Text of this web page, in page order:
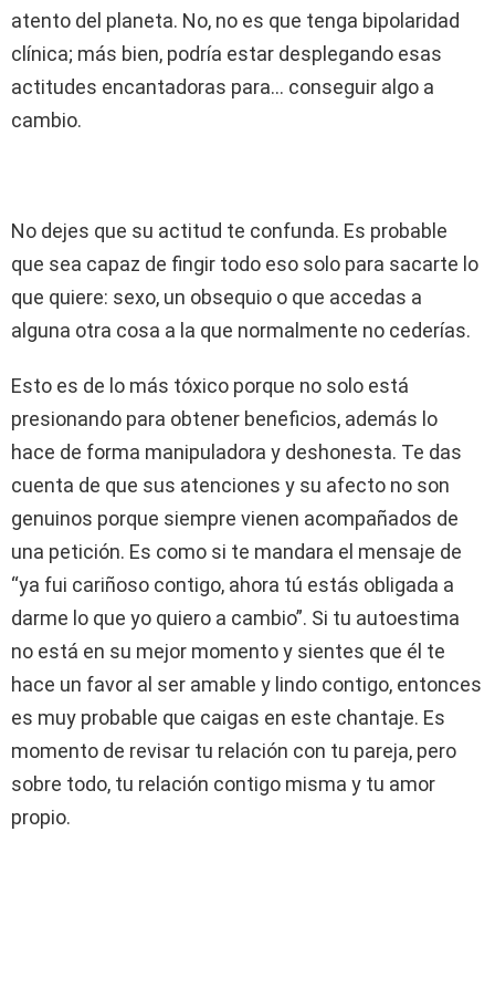
atento del planeta. No, no es que tenga bipolaridad
clínica; más bien, podría estar desplegando esas
actitudes encantadoras para… conseguir algo a
cambio.
No dejes que su actitud te confunda. Es probable
que sea capaz de fingir todo eso solo para sacarte lo
que quiere: sexo, un obsequio o que accedas a
alguna otra cosa a la que normalmente no cederías.
Esto es de lo más tóxico porque no solo está
presionando para obtener beneficios, además lo
hace de forma manipuladora y deshonesta. Te das
cuenta de que sus atenciones y su afecto no son
genuinos porque siempre vienen acompañados de
una petición. Es como si te mandara el mensaje de
“ya fui cariñoso contigo, ahora tú estás obligada a
darme lo que yo quiero a cambio”. Si tu autoestima
no está en su mejor momento y sientes que él te
hace un favor al ser amable y lindo contigo, entonces
es muy probable que caigas en este chantaje. Es
momento de revisar tu relación con tu pareja, pero
sobre todo, tu relación contigo misma y tu amor
propio.